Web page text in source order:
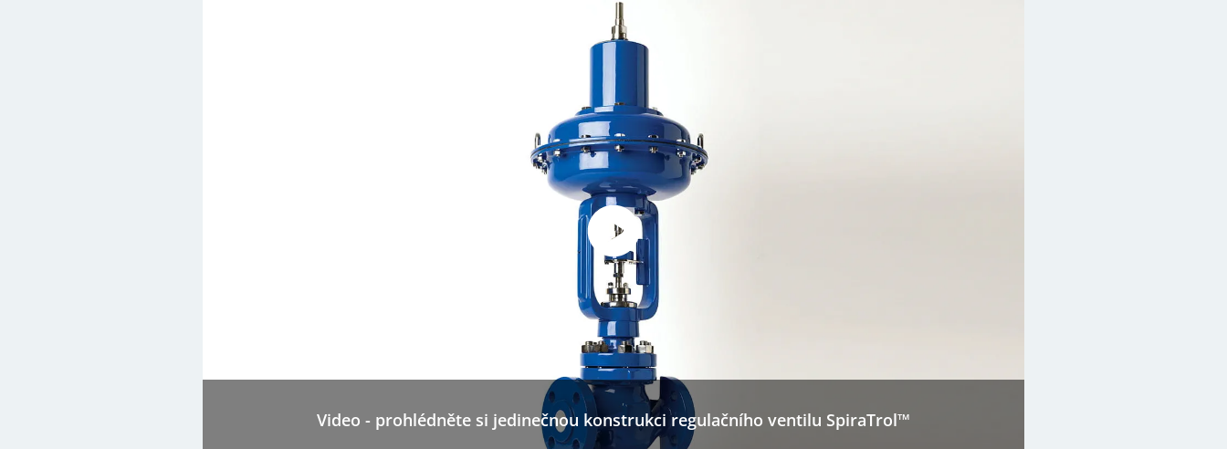
Video - prohlédněte si jedinečnou konstrukci regulačního ventilu SpiraTrol™